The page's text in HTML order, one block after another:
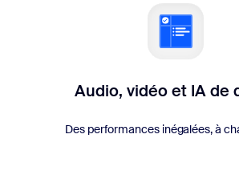
Audio, vidéo et IA de
Des performances inégalées, à